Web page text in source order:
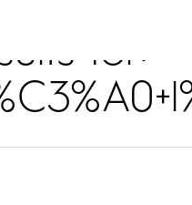
for: